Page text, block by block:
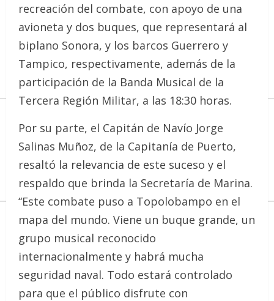
recreación del combate, con apoyo de una
avioneta y dos buques, que representará al
biplano Sonora, y los barcos Guerrero y
Tampico, respectivamente, además de la
participación de la Banda Musical de la
Tercera Región Militar, a las 18:30 horas.
Por su parte, el Capitán de Navío Jorge
Salinas Muñoz, de la Capitanía de Puerto,
resaltó la relevancia de este suceso y el
respaldo que brinda la Secretaría de Marina.
“Este combate puso a Topolobampo en el
mapa del mundo. Viene un buque grande, un
grupo musical reconocido
internacionalmente y habrá mucha
seguridad naval. Todo estará controlado
para que el público disfrute con